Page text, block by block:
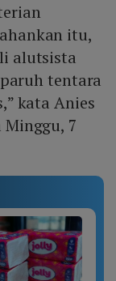
itu,
alutsista
tentara
kata Anies
7